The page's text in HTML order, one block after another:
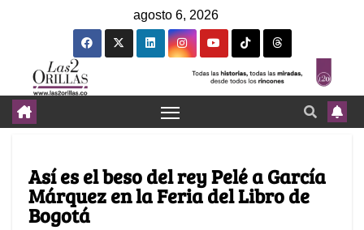
agosto 6, 2026
Así es el beso del rey Pelé a García
Márquez en la Feria del Libro de
Bogotá